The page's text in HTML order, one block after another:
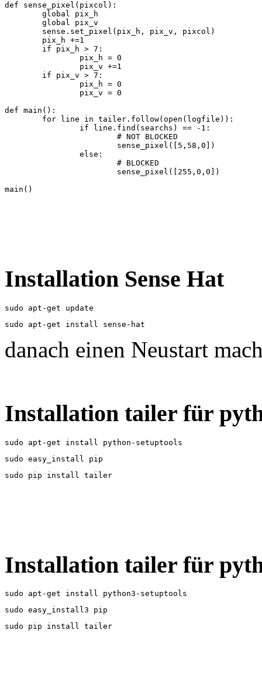
def sense_pixel(pixcol):
        global pix_h
        global pix_v
        sense.set_pixel(pix_h, pix_v, pixcol)
        pix_h +=1
        if pix_h > 7:
                pix_h = 0
                pix_v +=1
        if pix_v > 7:
                pix_h = 0
                pix_v = 0
def main():
        for line in tailer.follow(open(logfile)):
                if line.find(searchs) == -1:
                        # NOT BLOCKED
                        sense_pixel([5,58,0])
                else:
                        # BLOCKED
                        sense_pixel([255,0,0])
main()
Installation Sense Hat
sudo apt-get update
sudo apt-get install sense-hat
danach einen Neustart
Installation tailer für
sudo apt-get install python-setuptools
sudo easy_install pip
sudo pip install tailer
Installation tailer für
sudo apt-get install python3-setuptools
sudo easy_install3 pip
sudo pip install tailer